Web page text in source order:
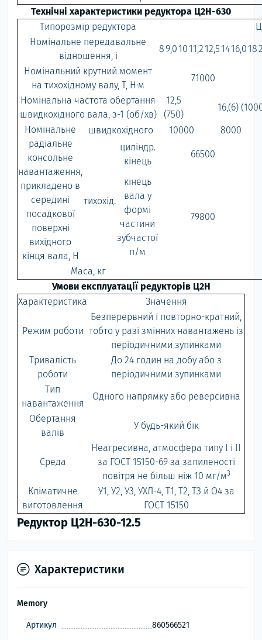
Технічні характеристики редуктора Ц2Н-630
Типорозмір редуктора
Номінальне передавальне
відношення, i
89,01011,212,51416,018
Номінальний крутний момент
на тихохідному валу, Т, Н·м
71000
Номінальна частота обертання
швидкохідного вала, з-1 (об/хв)
12,5
(750)
16,(6)
Номінальне
радіальне
консольне
навантаження,
прикладено в
середині
посадкової
поверхні
вихідного
кінця вала, Н
швидкохідного 10000 8000
тихохід.
циліндр.
кінець
66500
кінець
вала у
формі
частини
зубчастої
п/м
79800
Маса, кг
Умови експлуатації редукторів Ц2Н
Характеристика
Значення
Режим роботи
Безперервний і повторно-кратний,
тобто у разі змінних навантажень із
періодичними зупинками
Тривалість
роботи
До 24 годин на добу або з
періодичними зупинками
Тип
навантаження
Одного напрямку або реверсивна
Обертання
валів
У будь-який бік
Среда
Неагресивна, атмосфера типу I і II
за ГОСТ 15150-69 за запиленості
повітря не більш ніж 10 мг/м3
Кліматичне
виготовлення
У1, У2, У3, УХЛ-4, Т1, Т2, Т3 й О4 за
ГОСТ 15150
Редуктор Ц2Н-630-12.5
Характеристики
Memory
Артикул 860566521